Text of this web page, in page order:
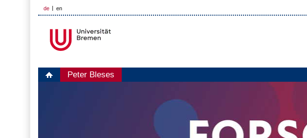
de en
Peter Bleses